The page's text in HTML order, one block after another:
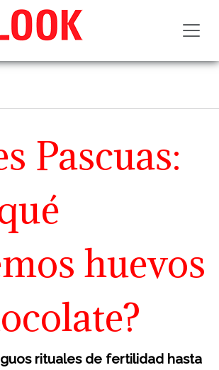
Pascuas:
huevos
rituales de fertilidad hasta